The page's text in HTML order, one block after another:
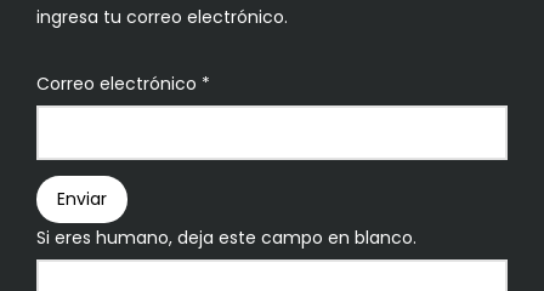
ingresa tu correo electrónico.
Boletín
Correo electrónico *
Enviar
Si eres humano, deja este campo en blanco.